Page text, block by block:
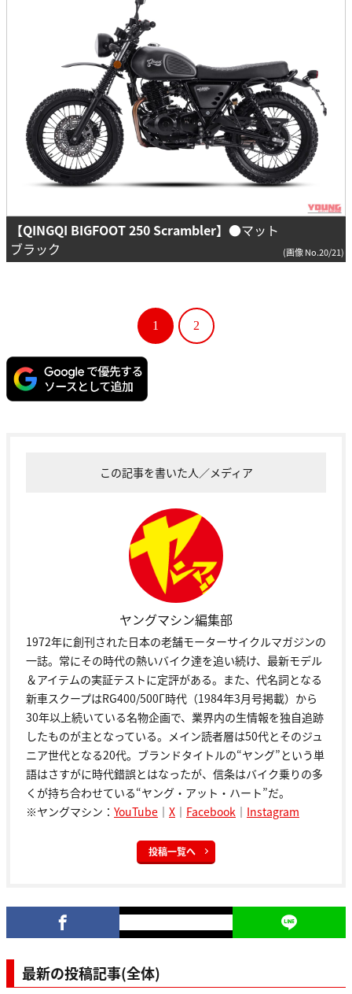
【QINGQI BIGFOOT 250 Scrambler】 ●マット
ブラック
(画像 No.20/21)
1 2
この記事を書いた人／メディア
ヤングマシン編集部
1972年に創刊された日本の老舗モーターサイクルマガジンの
一誌。常にその時代の熱いバイク達を追い続け、最新モデル
＆アイテムの実証テストに定評がある。また、代名詞となる
新車スクープはRG400/500Γ時代（1984年3月号掲載）から
30年以上続いている名物企画で、業界内の生情報を独自追跡
したものが主となっている。メイン読者層は50代とそのジュ
ニア世代となる20代。ブランドタイトルの“ヤング”という単
語はさすがに時代錯誤とはなったが、信条はバイク乗りの多
くが持ち合わせている“ヤング・アット・ハート”だ。
※ヤングマシン： YouTube ｜ X ｜ Facebook ｜ Instagram
投稿一覧へ
最新の投稿記事(全体)